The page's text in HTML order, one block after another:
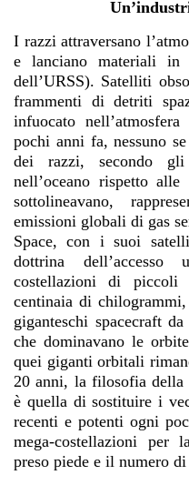
I razzi attraversano
e lanciano materiali
dell’URSS). Satelliti
frammenti di detriti
infuocato
pochi anni fa, nessuno
dei razzi, secondo
nell’oceano rispetto alle
sottolineavano,
emissioni globali di gas
Space, con i suoi
dottrina
costellazioni di
centinaia di
giganteschi spacecraft
che dominavano le
quei giganti orbitali
20 anni, la filosofia
è quella di sostituire i
recenti e potenti ogni
mega-costellazioni per
preso piede e il numero